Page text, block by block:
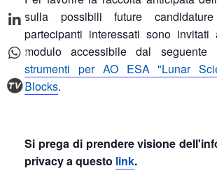
sulla possibili future
partecipanti interessati sono
modulo accessibile dal seguente
strumenti per AO ESA "Lunar
Blocks.
Si prega di prendere visione
privacy a questo link.